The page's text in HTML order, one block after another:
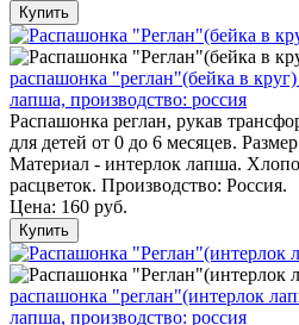
Купить
распашонка "реглан"(бейка в
лапша, производство: россия
Распашонка реглан, рукав
для детей от 0 до 6 месяцев.
Материал - интерлок лапша.
расцветок. Производство: Россия.
Цена: 160 руб.
Купить
распашонка "реглан"(интерлок
лапша, производство: россия